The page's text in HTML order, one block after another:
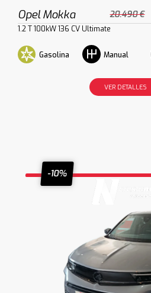
Opel Mokka 20.490 €
1.2 T 100kW 136 CV Ultimate
Gasolina Manual
VER DETALLES
-10%